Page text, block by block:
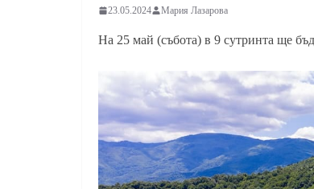
23.05.2024 Мария Лазарова
На 25 май (събота) в 9 сутринта ще